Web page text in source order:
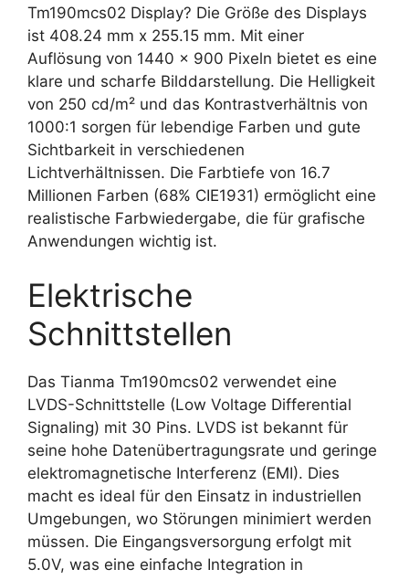
Tm190mcs02 Display? Die Größe des Displays
ist 408.24 mm x 255.15 mm. Mit einer
Auflösung von 1440 x 900 Pixeln bietet es eine
klare und scharfe Bilddarstellung. Die Helligkeit
von 250 cd/m² und das Kontrastverhältnis von
1000:1 sorgen für lebendige Farben und gute
Sichtbarkeit in verschiedenen
Lichtverhältnissen. Die Farbtiefe von 16.7
Millionen Farben (68% CIE1931) ermöglicht eine
realistische Farbwiedergabe, die für grafische
Anwendungen wichtig ist.
Elektrische
Schnittstellen
Das Tianma Tm190mcs02 verwendet eine
LVDS-Schnittstelle (Low Voltage Differential
Signaling) mit 30 Pins. LVDS ist bekannt für
seine hohe Datenübertragungsrate und geringe
elektromagnetische Interferenz (EMI). Dies
macht es ideal für den Einsatz in industriellen
Umgebungen, wo Störungen minimiert werden
müssen. Die Eingangsversorgung erfolgt mit
5.0V, was eine einfache Integration in